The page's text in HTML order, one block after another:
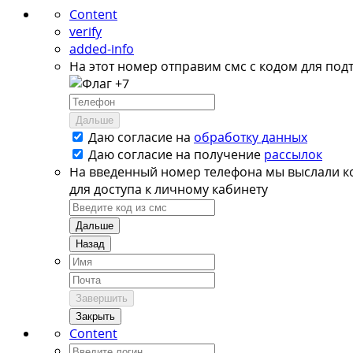
Content
verify
added-info
На этот номер отправим смс с кодом для
+7
Дальше
Даю согласие на обработку данных
Даю согласие на получение рассылок
На введенный номер телефона мы выслали
для доступа к личному кабинету
Дальше
Назад
Завершить
Закрыть
Content